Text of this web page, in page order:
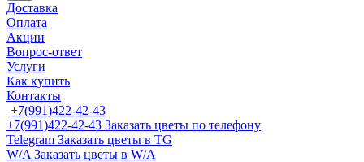
Доставка
Оплата
Акции
Вопрос-ответ
Услуги
Как купить
Контакты
+7(991)422-42-43
+7(991)422-42-43 Заказать цветы по телефону
Telegram Заказать цветы в TG
W/A Заказать цветы в W/A